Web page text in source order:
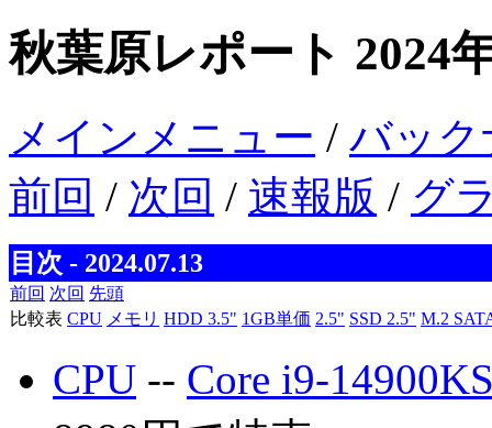
秋葉原レポート 2024
メインメニュー / バッ
前回 / 次回 / 速報版 / グ
目次 - 2024.07.13
前回 次回 先頭
比較表 CPU メモリ HDD 3.5" 1GB単価 2.5" SSD 2.5" M.2
CPU -- Core i9-